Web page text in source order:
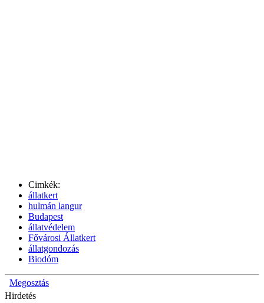
Cimkék:
állatkert
hulmán langur
Budapest
állatvédelem
Fővárosi Állatkert
állatgondozás
Biodóm
Megosztás
Hirdetés